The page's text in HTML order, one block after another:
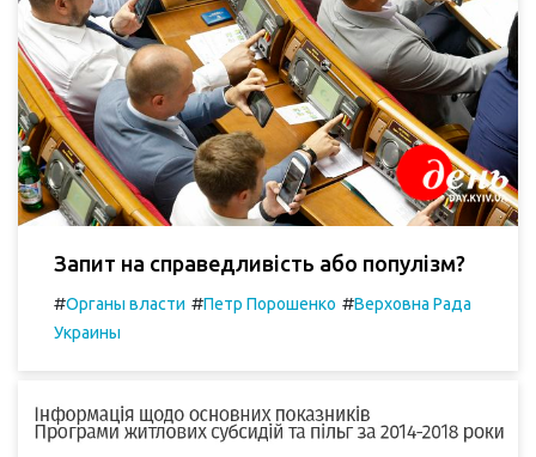
Запит на справедливість або популізм?
#Органы власти #Петр Порошенко #Верховна Рада
Украины